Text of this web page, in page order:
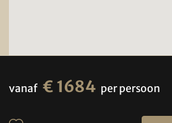
vanaf € 1684 per persoon